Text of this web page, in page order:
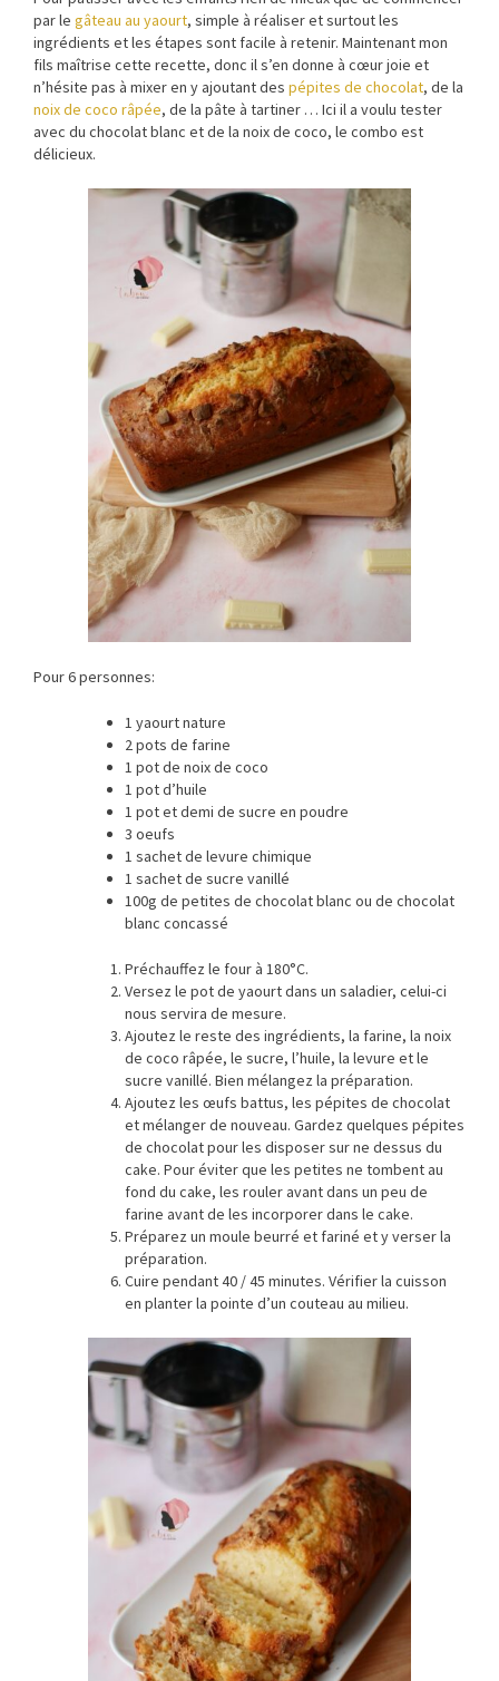
par le gâteau au yaourt, simple à réaliser et surtout les
ingrédients et les étapes sont facile à retenir. Maintenant mon
fils maîtrise cette recette, donc il s’en donne à cœur joie et
n’hésite pas à mixer en y ajoutant des pépites de chocolat, de la
noix de coco râpée, de la pâte à tartiner … Ici il a voulu tester
avec du chocolat blanc et de la noix de coco, le combo est
délicieux.
Pour 6 personnes:
1 yaourt nature
2 pots de farine
1 pot de noix de coco
1 pot d’huile
1 pot et demi de sucre en poudre
3 oeufs
1 sachet de levure chimique
1 sachet de sucre vanillé
100g de petites de chocolat blanc ou de chocolat
blanc concassé
Préchauffez le four à 180°C.
Versez le pot de yaourt dans un saladier, celui-ci
nous servira de mesure.
Ajoutez le reste des ingrédients, la farine, la noix
de coco râpée, le sucre, l’huile, la levure et le
sucre vanillé. Bien mélangez la préparation.
Ajoutez les œufs battus, les pépites de chocolat
et mélanger de nouveau. Gardez quelques pépites
de chocolat pour les disposer sur ne dessus du
cake. Pour éviter que les petites ne tombent au
fond du cake, les rouler avant dans un peu de
farine avant de les incorporer dans le cake.
Préparez un moule beurré et fariné et y verser la
préparation.
Cuire pendant 40 / 45 minutes. Vérifier la cuisson
en planter la pointe d’un couteau au milieu.